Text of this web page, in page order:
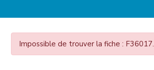
Impossible de trouver la fiche :